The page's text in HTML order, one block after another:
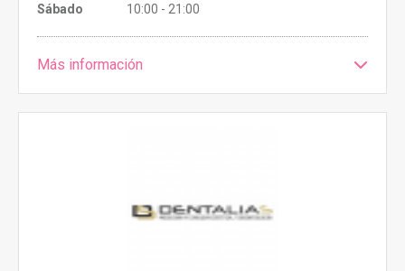
Sábado 10:00 - 21:00
Más información